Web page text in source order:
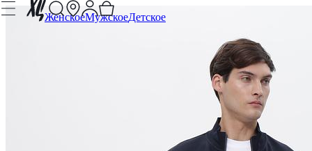
ЖенскоеМужскоеДетское